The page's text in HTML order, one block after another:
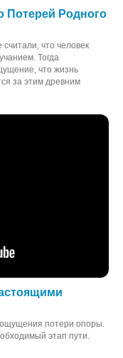
Потерей Родного
что человек
Тогда
что жизнь
за этим древним
ощущения потери опоры.
этап пути.